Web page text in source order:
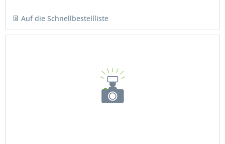
Auf die Schnellbestellliste